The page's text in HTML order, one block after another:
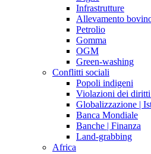
Infrastrutture
Allevamento
Petrolio
Gomma
OGM
Green-washing
Conflitti sociali
Popoli indigeni
Violazioni dei
Globalizzazione |
Banca Mondiale
Banche | Finanza
Land-grabbing
Africa